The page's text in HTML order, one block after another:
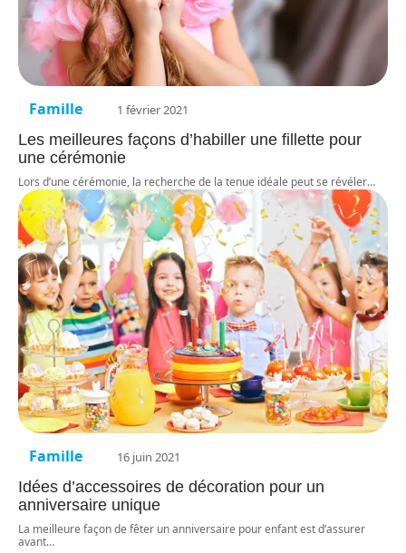
Famille 1 février 2021
Les meilleures façons d’habiller une fillette pour
une cérémonie
Lors d’une cérémonie, la recherche de la tenue idéale peut se révéler…
Famille 16 juin 2021
Idées d’accessoires de décoration pour un
anniversaire unique
La meilleure façon de fêter un anniversaire pour enfant est d’assurer
avant…